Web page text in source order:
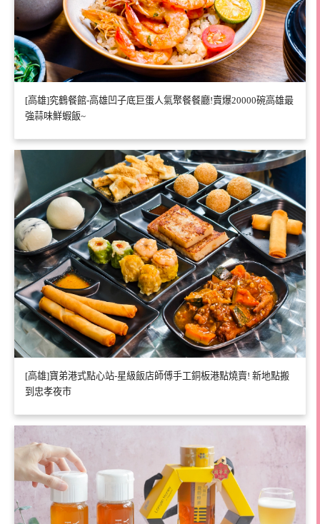
[高雄]究鶴餐館-高雄凹子底巨蛋人氣聚餐餐廳!賣爆20000碗高雄最
強蒜味鮮蝦飯~
[高雄]寶弟港式點心站-星級飯店師傅手工銅板港點燒賣! 新地點搬
到忠孝夜市